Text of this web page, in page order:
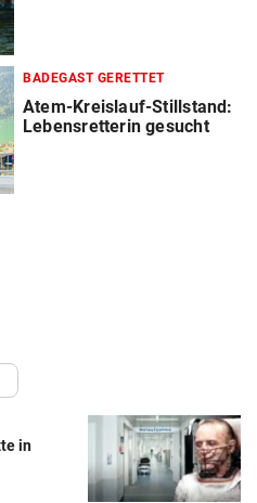
BADEGAST GERETTET
Atem-Kreislauf-Stillstand:
Lebensretterin gesucht
in